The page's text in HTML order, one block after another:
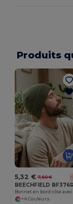
Produits
5,32 € 7,60 € -
BEECHFIELD BF376R
+4 Couleurs